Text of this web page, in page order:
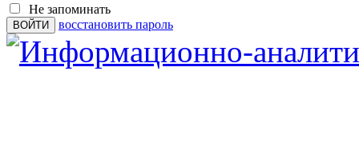
Не запоминать
восстановить пароль